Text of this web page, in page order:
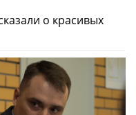
о красивых